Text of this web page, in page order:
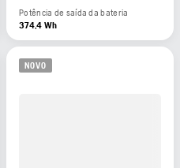
Potência de saída da bateria
374,4 Wh
NOVO